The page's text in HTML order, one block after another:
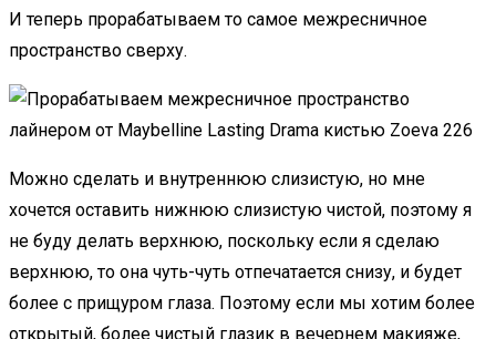
И теперь прорабатываем то самое межресничное
пространство сверху.
Можно сделать и внутреннюю слизистую, но мне
хочется оставить нижнюю слизистую чистой, поэтому я
не буду делать верхнюю, поскольку если я сделаю
верхнюю, то она чуть-чуть отпечатается снизу, и будет
более с прищуром глаза. Поэтому если мы хотим более
открытый, более чистый глазик в вечернем макияже,